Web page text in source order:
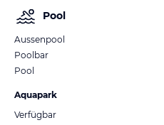
Pool
Aussenpool
Poolbar
Pool
Aquapark
Verfügbar